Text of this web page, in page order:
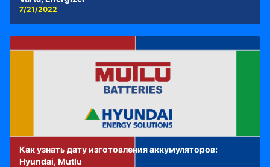
7/21/2022
Как узнать дату изготовления аккумуляторов:
Hyundai, Mutlu